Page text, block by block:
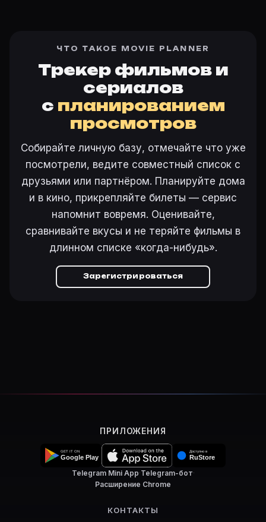
ЧТО ТАКОЕ MOVIE PLANNER
Трекер фильмов и
сериалов
с планированием
просмотров
Собирайте личную базу, отмечайте что уже
посмотрели, ведите совместный список с
друзьями или партнёром. Планируйте дома
и в кино, прикрепляйте билеты — сервис
напомнит вовремя. Оценивайте,
сравнивайте вкусы и не теряйте фильмы в
длинном списке «когда-нибудь».
Зарегистрироваться
ПРИЛОЖЕНИЯ
Telegram Mini App·Telegram-бот·
Расширение Chrome
КОНТАКТЫ